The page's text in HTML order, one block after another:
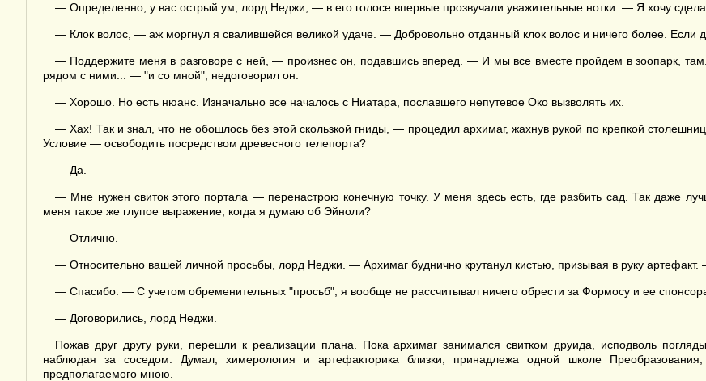
— Определенно, у вас острый ум, лорд Неджи, — в его голосе впервые прозвучали уважительные нотки. — Я хочу
— Клок волос, — аж моргнул я свалившейся великой удаче. — Добровольно отданный клок волос и ничего более. Если
— Поддержите меня в разговоре с ней, — произнес он, подавшись вперед. — И мы все вместе пройдем в зоопарк,
рядом с ними... — "и со мной", недоговорил он.
— Хорошо. Но есть нюанс. Изначально все началось с Ниатара, пославшего непутевое Око вызволять их.
— Хах! Так и знал, что не обошлось без этой скользкой гниды, — процедил архимаг, жахнув рукой по крепкой
Условие — освободить посредством древесного телепорта?
— Да.
— Мне нужен свиток этого портала — перенастрою конечную точку. У меня здесь есть, где разбить сад. Так даже
меня такое же глупое выражение, когда я думаю об Эйноли?
— Отлично.
— Относительно вашей личной просьбы, лорд Неджи. — Архимаг буднично крутанул кистью, призывая в руку артефакт.
— Спасибо. — С учетом обременительных "просьб", я вообще не рассчитывал ничего обрести за Формосу и ее
— Договорились, лорд Неджи.
Пожав друг другу руки, перешли к реализации плана. Пока архимаг занимался свитком друида, исподволь
наблюдая за соседом. Думал, химерология и артефакторика близки, принадлежа одной школе
предполагаемого мною.